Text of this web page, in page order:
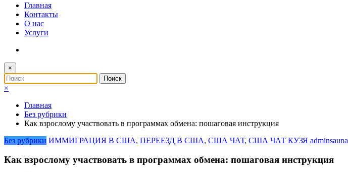
Главная
Контакты
О нас
Услуги
×
×
Главная
Без рубрики
Как взрослому участвовать в программах обмена: пошаговая инструкция
Без рубрики ИММИГРАЦИЯ В США, ПЕРЕЕЗД В США, США ЧАТ, США ЧАТ КУЗЯ adminsauna
Как взрослому участвовать в программах обмена: пошаговая инструкция